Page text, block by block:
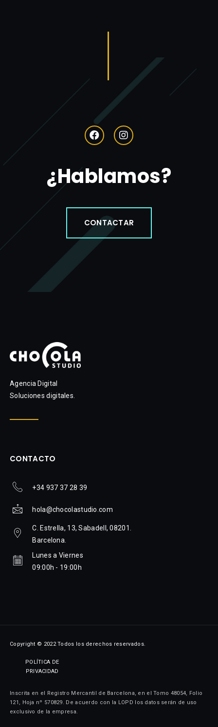
¿Hablamos?
CONTACTAR
Agencia Digital
Soluciones digitales.
CONTACTO
+34 937 37 28 39
hola@chocolastudio.com
C. Estrella, 13, Sabadell, 08201.
Barcelona.
Lunes a Viernes
09:00h - 19:00h
Copyright © 2022 Todos los derechos reservados.
POLÍTICA DE
PRIVACIDAD
Inscrita en el Registro Mercantil de Barcelona, en el Tomo 48054, Folio
121, Hoja nº 570829. De acuerdo con la LOPD los datos serán de uso
exclusivo de la empresa.